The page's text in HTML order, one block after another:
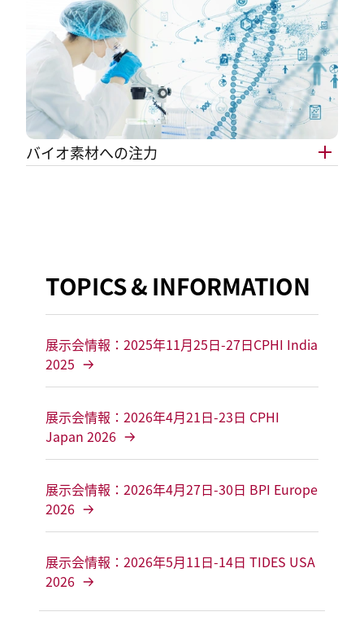
バイオ素材への注力
TOPICS & INFORMATION
展示会情報：2025年11月25日-27日CPHI India
2025
展示会情報：2026年4月21日-23日 CPHI
Japan 2026
展示会情報：2026年4月27日-30日 BPI Europe
2026
展示会情報：2026年5月11日-14日 TIDES USA
2026